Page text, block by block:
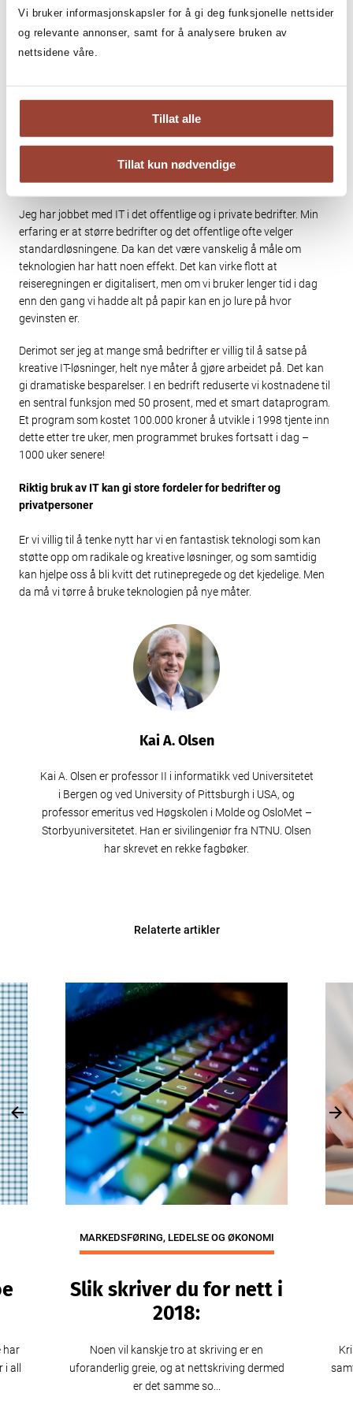
Vi bruker informasjonskapsler for å gi deg funksjonelle nettsider
og relevante annonser, samt for å analysere bruken av
nettsidene våre.
Tillat alle
Tillat kun nødvendige
unntakene. Det vi ser er at vi i dag ikke kan diskutere struktur,
enten det er i kommunesektoren eller i helsetjenesten, uten å ta
hensyn til at verden blir digital.
dataløsninger. Vi får ingen konkurransemessige fortrinn med å
bruke de samme dataprogrammene som våre konkurrenter. Er vi
pris. Men da må vi ikke være opphengt i slik vi alltid har gjort det.
Å velge standardløsninger
Jeg har jobbet med IT i det offentlige og i private bedrifter. Min
erfaring er at større bedrifter og det offentlige ofte velger
standardløsningene. Da kan det være vanskelig å måle om
teknologien har hatt noen effekt. Det kan virke flott at
reiseregningen er digitalisert, men om vi bruker lenger tid i dag
enn den gang vi hadde alt på papir kan en jo lure på hvor
gevinsten er.
Derimot ser jeg at mange små bedrifter er villig til å satse på
kreative IT-løsninger, helt nye måter å gjøre arbeidet på. Det kan
gi dramatiske besparelser. I en bedrift reduserte vi kostnadene til
en sentral funksjon med 50 prosent, med et smart dataprogram.
Et program som kostet 100.000 kroner å utvikle i 1998 tjente inn
dette etter tre uker, men programmet brukes fortsatt i dag –
1000 uker senere!
Riktig bruk av IT kan gi store fordeler for bedrifter og
privatpersoner
Er vi villig til å tenke nytt har vi en fantastisk teknologi som kan
støtte opp om radikale og kreative løsninger, og som samtidig
kan hjelpe oss å bli kvitt det rutinepregede og det kjedelige. Men
da må vi tørre å bruke teknologien på nye måter.
Kai A. Olsen
Kai A. Olsen er professor II i informatikk ved Universitetet
i Bergen og ved University of Pittsburgh i USA, og
professor emeritus ved Høgskolen i Molde og OsloMet –
Storbyuniversitetet. Han er sivilingeniør fra NTNU. Olsen
har skrevet en rekke fagbøker.
Relaterte artikler
Previous
har
all
MARKEDSFØRING, LEDELSE OG ØKONOMI
Slik skriver du for nett i
2018:
Noen vil kanskje tro at skriving er en
uforanderlig greie, og at nettskriving dermed
er det samme so...